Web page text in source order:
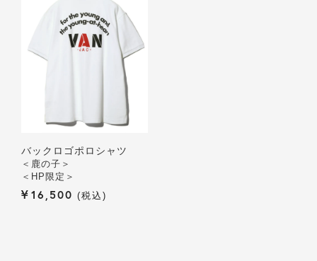
バックロゴポロシャツ
＜鹿の子＞
＜HP限定＞
¥ 16,500 税込